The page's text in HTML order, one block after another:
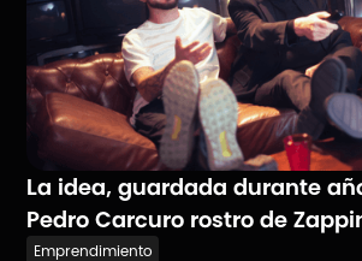
La idea, guardada durante
Pedro Carcuro rostro de
Emprendimiento